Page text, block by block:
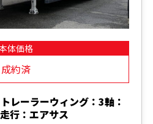
体価格
成約済
レーラーウィング：3軸：
行：エアサス